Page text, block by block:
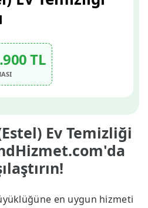
Ev Temizliği
en uygun hizmeti
TL